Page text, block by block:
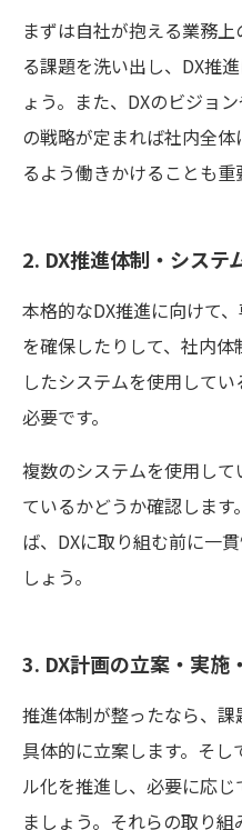
まずは自社が抱える業務
る課題を洗い出し、DX推
ょう。また、DXのビジョ
の戦略が定まれば社内全
るよう働きかけることも重
2. DX推進体制・システ
本格的なDX推進に向けて
を確保したりして、社内
したシステムを使用して
必要です。
複数のシステムを使用し
ているかどうか確認しま
ば、DXに取り組む前に一
しょう。
3. DX計画の立案・実施
推進体制が整ったなら、
具体的に立案します。そ
ル化を推進し、必要に応
ましょう。それらの取り